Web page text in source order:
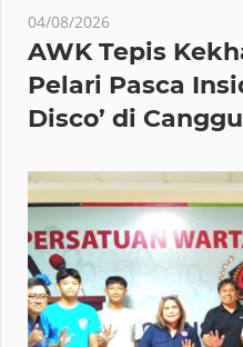
04/08/2026
AWK Tepis
Pelari Pasca
Disco’ di Canggu